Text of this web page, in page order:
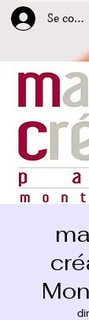
Se